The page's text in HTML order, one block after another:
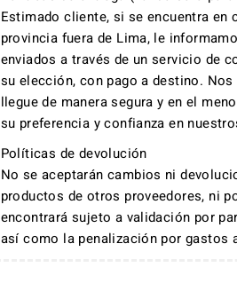
Estimado cliente, si se encuentra en
provincia fuera de Lima, le
enviados a través de un servicio de
su elección, con pago a destino.
llegue de manera segura y en el
su preferencia y confianza en
Políticas de devolución
No se aceptarán cambios ni
productos de otros proveedores, ni
encontrará sujeto a validación por
así como la penalización por gastos